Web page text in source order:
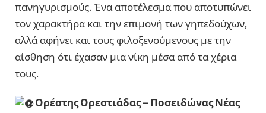
πανηγυρισμούς. Ένα αποτέλεσμα που αποτυπώνει
τον χαρακτήρα και την επιμονή των γηπεδούχων,
αλλά αφήνει και τους φιλοξενούμενους με την
αίσθηση ότι έχασαν μια νίκη μέσα από τα χέρια
τους.
Ορέστης Ορεστιάδας – Ποσειδώνας Νέας